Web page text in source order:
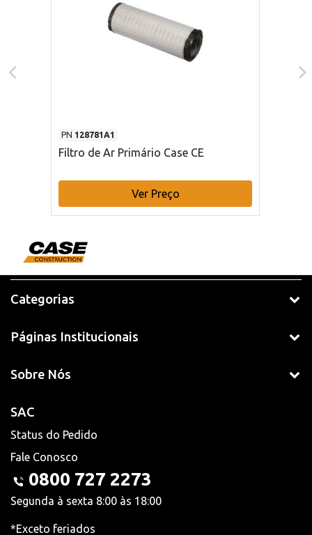
PN 128781A1
Filtro de Ar Primário Case CE
Ver Preço
Categorias
Páginas Institucionais
Sobre Nós
SAC
Status do Pedido
Fale Conosco
0800 727 2273
Segunda à sexta 8:00 às 18:00
*Exceto feriados